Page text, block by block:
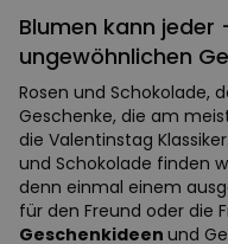
Blumen kann jeder
ungewöhnlichen
Rosen und Schokolade,
Geschenke, die am
die Valentinstag
und Schokolade finden
denn einmal einem
für den Freund oder die
Geschenkideen und